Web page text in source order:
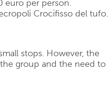
euro per person.
Crocifisso del tufo.
stops. However, the
group and the need to